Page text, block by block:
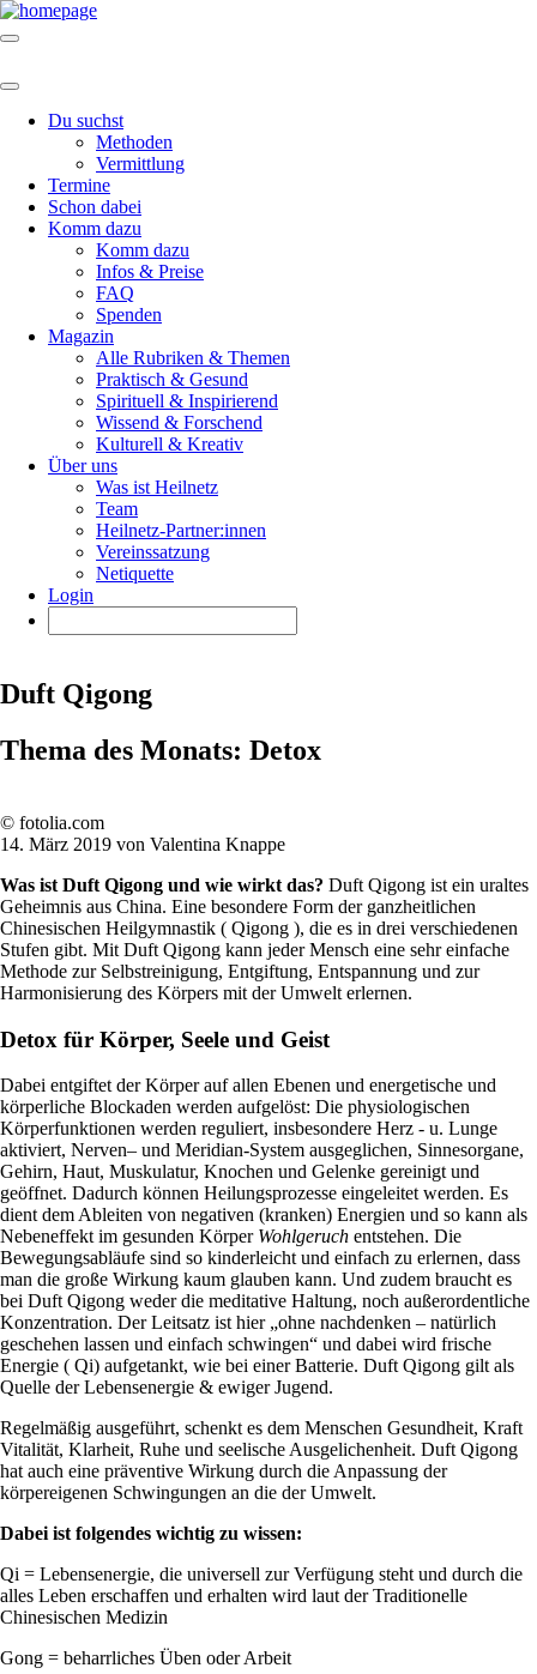
Du suchst
Methoden
Vermittlung
Termine
Schon dabei
Komm dazu
Komm dazu
Infos & Preise
FAQ
Spenden
Magazin
Alle Rubriken & Themen
Praktisch & Gesund
Spirituell & Inspirierend
Wissend & Forschend
Kulturell & Kreativ
Über uns
Was ist Heilnetz
Team
Heilnetz-Partner:innen
Vereinssatzung
Netiquette
Login
Duft Qigong
Thema des Monats: Detox
© fotolia.com
14. März 2019 von Valentina Knappe
Was ist Duft Qigong und wie wirkt das? Duft Qigong ist ein uraltes
Geheimnis aus China. Eine besondere Form der ganzheitlichen
Chinesischen Heilgymnastik ( Qigong ), die es in drei verschiedenen
Stufen gibt. Mit Duft Qigong kann jeder Mensch eine sehr einfache
Methode zur Selbstreinigung, Entgiftung, Entspannung und zur
Harmonisierung des Körpers mit der Umwelt erlernen.
Detox für Körper, Seele und Geist
Dabei entgiftet der Körper auf allen Ebenen und energetische und
körperliche Blockaden werden aufgelöst: Die physiologischen
Körperfunktionen werden reguliert, insbesondere Herz - u. Lunge
aktiviert, Nerven– und Meridian-System ausgeglichen, Sinnesorgane,
Gehirn, Haut, Muskulatur, Knochen und Gelenke gereinigt und
geöffnet. Dadurch können Heilungsprozesse eingeleitet werden. Es
dient dem Ableiten von negativen (kranken) Energien und so kann als
Nebeneffekt im gesunden Körper Wohlgeruch entstehen. Die
Bewegungsabläufe sind so kinderleicht und einfach zu erlernen, dass
man die große Wirkung kaum glauben kann. Und zudem braucht es
bei Duft Qigong weder die meditative Haltung, noch außerordentliche
Konzentration. Der Leitsatz ist hier „ohne nachdenken – natürlich
geschehen lassen und einfach schwingen“ und dabei wird frische
Energie ( Qi) aufgetankt, wie bei einer Batterie. Duft Qigong gilt als
Quelle der Lebensenergie & ewiger Jugend.
Regelmäßig ausgeführt, schenkt es dem Menschen Gesundheit, Kraft
Vitalität, Klarheit, Ruhe und seelische Ausgelichenheit. Duft Qigong
hat auch eine präventive Wirkung durch die Anpassung der
körpereigenen Schwingungen an die der Umwelt.
Dabei ist folgendes wichtig zu wissen:
Qi = Lebensenergie, die universell zur Verfügung steht und durch die
alles Leben erschaffen und erhalten wird laut der Traditionelle
Chinesischen Medizin
Gong = beharrliches Üben oder Arbeit